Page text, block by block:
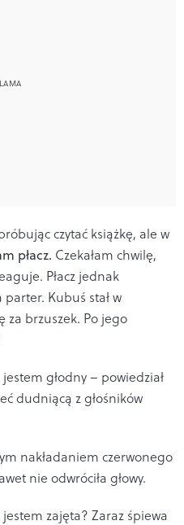
czytać książkę, ale w
płacz. Czekałam chwilę,
Płacz jednak
parter. Kubuś stał w
za brzuszek. Po jego
głodny – powiedział
dudniącą z głośników
nakładaniem czerwonego
nie odwróciła głowy.
zajęta? Zaraz śpiewa